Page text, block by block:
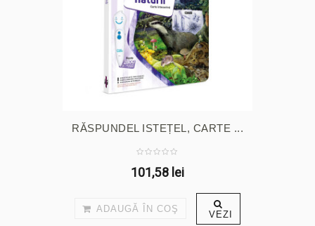
RĂSPUNDEL ISTEȚEL, CARTE ...
101,58 lei
ADAUGĂ ÎN COŞ VEZI